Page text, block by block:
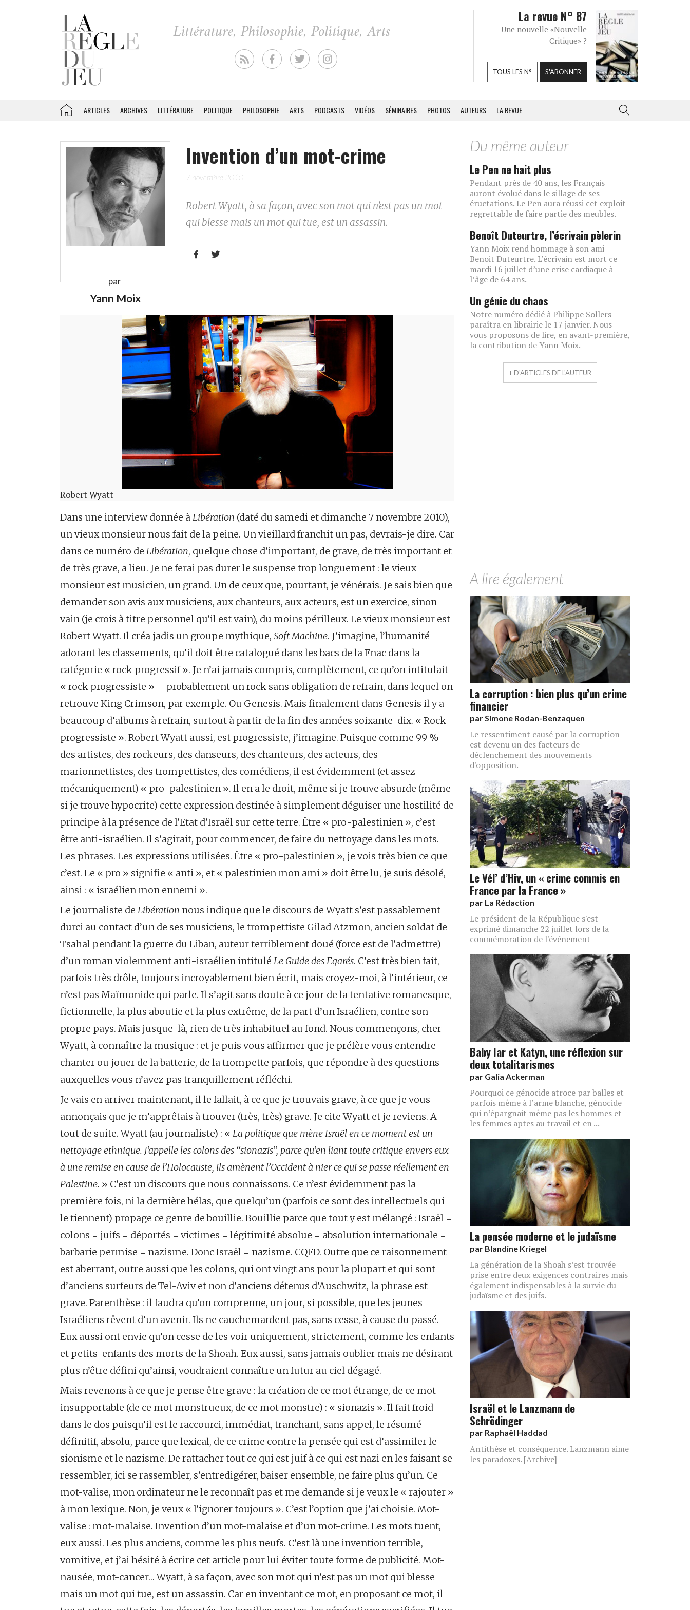
La revue N° 87
Une nouvelle «Nouvelle
Critique» ?
TOUS LES N° S'ABONNER
ARTICLES ARCHIVES LITTÉRATURE POLITIQUE PHILOSOPHIE ARTS PODCASTS VIDÉOS SÉMINAIRES PHOTOS AUTEURS LA REVUE
par
Yann Moix
Invention d’un mot-crime
7 novembre 2010
Robert Wyatt, à sa façon, avec son mot qui n’est pas un mot
qui blesse mais un mot qui tue, est un assassin.
 
Robert Wyatt
Dans une interview donnée àLibération (daté du samedi et dimanche 7 novembre 2010),
un vieux monsieur nous fait de la peine. Un vieillard franchit un pas, devrais-je dire. Car
dans ce numéro de Libération, quelque chose d’important, de grave, de très important et
de très grave, a lieu. Je ne ferai pas durer le suspense trop longuement : le vieux
monsieur est musicien, un grand. Un de ceux que, pourtant, je vénérais. Je sais bien que
demander son avis aux musiciens, aux chanteurs, aux acteurs, est un exercice, sinon
vain (je crois à titre personnel qu’il est vain), du moins périlleux. Le vieux monsieur est
Robert Wyatt. Il créa jadis un groupe mythique, Soft Machine. J’imagine, l’humanité
adorant les classements, qu’il doit être catalogué dans les bacs de la Fnac dans la
catégorie « rock progressif ». Je n’ai jamais compris, complètement, ce qu’on intitulait
« rock progressiste » – probablement un rock sans obligation de refrain, dans lequel on
retrouve King Crimson, par exemple. Ou Genesis. Mais finalement dans Genesis il y a
beaucoup d’albums à refrain, surtout à partir de la fin des années soixante-dix. « Rock
progressiste ». Robert Wyatt aussi, est progressiste, j’imagine. Puisque comme 99 %
des artistes, des rockeurs, des danseurs, des chanteurs, des acteurs, des
marionnettistes, des trompettistes, des comédiens, il est évidemment (et assez
mécaniquement) « pro-palestinien ». Il en a le droit, même si je trouve absurde (même
si je trouve hypocrite) cette expression destinée à simplement déguiser une hostilité de
principe à la présence de l’Etat d’Israël sur cette terre. Être « pro-palestinien », c’est
être anti-israélien. Il s’agirait, pour commencer, de faire du nettoyage dans les mots.
Les phrases. Les expressions utilisées. Être « pro-palestinien », je vois très bien ce que
c’est. Le « pro » signifie « anti », et « palestinien mon ami » doit être lu, je suis désolé,
ainsi : « israélien mon ennemi ».
Le journaliste de Libération nous indique que le discours de Wyatt s’est passablement
durci au contact d’un de ses musiciens, le trompettiste Gilad Atzmon, ancien soldat de
Tsahal pendant la guerre du Liban, auteur terriblement doué (force est de l’admettre)
d’un roman violemment anti-israélien intitulé Le Guide des Egarés. C’est très bien fait,
parfois très drôle, toujours incroyablement bien écrit, mais croyez-moi, à l’intérieur, ce
n’est pas Maïmonide qui parle. Il s’agit sans doute à ce jour de la tentative romanesque,
fictionnelle, la plus aboutie et la plus extrême, de la part d’un Israélien, contre son
propre pays. Mais jusque-là, rien de très inhabituel au fond. Nous commençons, cher
Wyatt, à connaître la musique : et je puis vous affirmer que je préfère vous entendre
chanter ou jouer de la batterie, de la trompette parfois, que répondre à des questions
auxquelles vous n’avez pas tranquillement réfléchi.
Je vais en arriver maintenant, il le fallait, à ce que je trouvais grave, à ce que je vous
annonçais que je m’apprêtais à trouver (très, très) grave. Je cite Wyatt et je reviens. A
tout de suite. Wyatt (au journaliste) : « La politique que mène Israël en ce moment est un
nettoyage ethnique. J’appelle les colons des ‘‘sionazis’’, parce qu’en liant toute critique envers eux
à une remise en cause de l’Holocauste, ils amènent l’Occident à nier ce qui se passe réellement en
Palestine. » C’est un discours que nous connaissons. Ce n’est évidemment pas la
première fois, ni la dernière hélas, que quelqu’un (parfois ce sont des intellectuels qui
le tiennent) propage ce genre de bouillie. Bouillie parce que tout y est mélangé : Israël =
colons = juifs = déportés = victimes = légitimité absolue = absolution internationale =
barbarie permise = nazisme. Donc Israël = nazisme. CQFD. Outre que ce raisonnement
est aberrant, outre aussi que les colons, qui ont vingt ans pour la plupart et qui sont
d’anciens surfeurs de Tel-Aviv et non d’anciens détenus d’Auschwitz, la phrase est
grave. Parenthèse : il faudra qu’on comprenne, un jour, si possible, que les jeunes
Israéliens rêvent d’un avenir. Ils ne cauchemardent pas, sans cesse, à cause du passé.
Eux aussi ont envie qu’on cesse de les voir uniquement, strictement, comme les enfants
et petits-enfants des morts de la Shoah. Eux aussi, sans jamais oublier mais ne désirant
plus n’être défini qu’ainsi, voudraient connaître un futur au ciel dégagé.
Mais revenons à ce que je pense être grave : la création de ce mot étrange, de ce mot
insupportable (de ce mot monstrueux, de ce mot monstre) : « sionazis ». Il fait froid
dans le dos puisqu’il est le raccourci, immédiat, tranchant, sans appel, le résumé
définitif, absolu, parce que lexical, de ce crime contre la pensée qui est d’assimiler le
sionisme et le nazisme. De rattacher tout ce qui est juif à ce qui est nazi en les faisant se
ressembler, ici se rassembler, s’entredigérer, baiser ensemble, ne faire plus qu’un. Ce
mot-valise, mon ordinateur ne le reconnaît pas et me demande si je veux le « rajouter »
à mon lexique. Non, je veux « l’ignorer toujours ». C’est l’option que j’ai choisie. Mot-
valise : mot-malaise. Invention d’un mot-malaise et d’un mot-crime. Les mots tuent,
eux aussi. Les plus anciens, comme les plus neufs. C’est là une invention terrible,
vomitive, et j’ai hésité à écrire cet article pour lui éviter toute forme de publicité. Mot-
nausée, mot-cancer… Wyatt, à sa façon, avec son mot qui n’est pas un mot qui blesse
mais un mot qui tue, est un assassin. Car en inventant ce mot, en proposant ce mot, il
Du même auteur
Le Pen ne hait plus
Pendant près de 40 ans, les Français
auront évolué dans le sillage de ses
éructations. Le Pen aura réussi cet exploit
regrettable de faire partie des meubles.
Benoît Duteurtre, l’écrivain pèlerin
Yann Moix rend hommage à son ami
Benoit Duteurtre. L’écrivain est mort ce
mardi 16 juillet d’une crise cardiaque à
l’âge de 64 ans.
Un génie du chaos
Notre numéro dédié à Philippe Sollers
paraîtra en librairie le 17 janvier. Nous
vous proposons de lire, en avant-première,
la contribution de Yann Moix.
+ D'ARTICLES DE L'AUTEUR
A lire également
La corruption : bien plus qu’un crime
financier
par Simone Rodan-Benzaquen
Le ressentiment causé par la corruption
est devenu un des facteurs de
déclenchement des mouvements
d'opposition.
Le Vél’ d’Hiv, un « crime commis en
France par la France »
par La Rédaction
Le président de la République s'est
exprimé dimanche 22 juillet lors de la
commémoration de l'événement
Baby Iar et Katyn, une réflexion sur
deux totalitarismes
par Galia Ackerman
Pourquoi ce génocide atroce par balles et
parfois même à l’arme blanche, génocide
qui n’épargnait même pas les hommes et
les femmes aptes au travail et en ...
La pensée moderne et le judaïsme
par Blandine Kriegel
La génération de la Shoah s’est trouvée
prise entre deux exigences contraires mais
également indispensables à la survie du
judaïsme et des juifs.
Israël et le Lanzmann de
Schrödinger
par Raphaël Haddad
Antithèse et conséquence. Lanzmann aime
les paradoxes. [Archive]